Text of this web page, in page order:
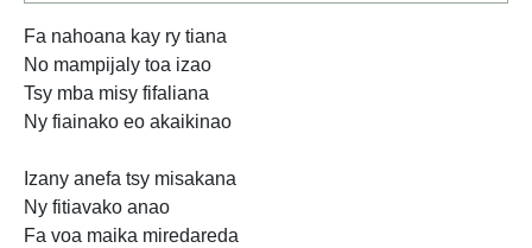
Fa nahoana kay ry tiana
No mampijaly toa izao
Tsy mba misy fifaliana
Ny fiainako eo akaikinao
Izany anefa tsy misakana
Ny fitiavako anao
Fa voa maika miredareda